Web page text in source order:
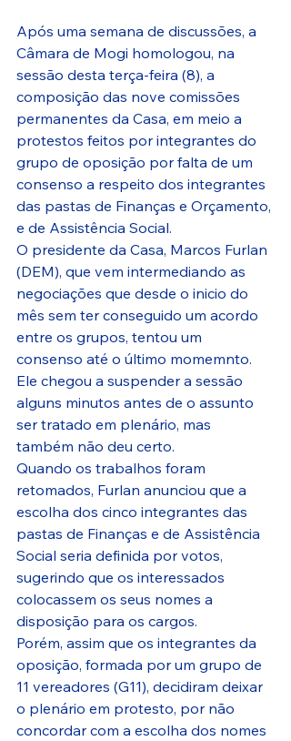
Após uma semana de discussões, a
Câmara de Mogi homologou, na
sessão desta terça-feira (8), a
composição das nove comissões
permanentes da Casa, em meio a
protestos feitos por integrantes do
grupo de oposição por falta de um
consenso a respeito dos integrantes
das pastas de Finanças e Orçamento,
e de Assistência Social.
O presidente da Casa, Marcos Furlan
(DEM), que vem intermediando as
negociações que desde o inicio do
mês sem ter conseguido um acordo
entre os grupos, tentou um
consenso até o último momemnto.
Ele chegou a suspender a sessão
alguns minutos antes de o assunto
ser tratado em plenário, mas
também não deu certo.
Quando os trabalhos foram
retomados, Furlan anunciou que a
escolha dos cinco integrantes das
pastas de Finanças e de Assistência
Social seria definida por votos,
sugerindo que os interessados
colocassem os seus nomes a
disposição para os cargos.
Porém, assim que os integrantes da
oposição, formada por um grupo de
11 vereadores (G11), decidiram deixar
o plenário em protesto, por não
concordar com a escolha dos nomes